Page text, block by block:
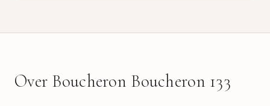
Over Boucheron Boucheron 133